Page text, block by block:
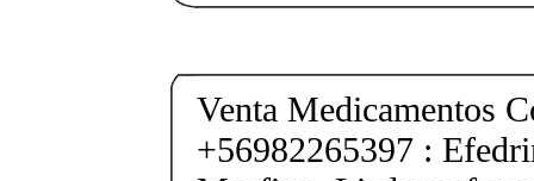
Venta Medicamentos
+56982265397 :